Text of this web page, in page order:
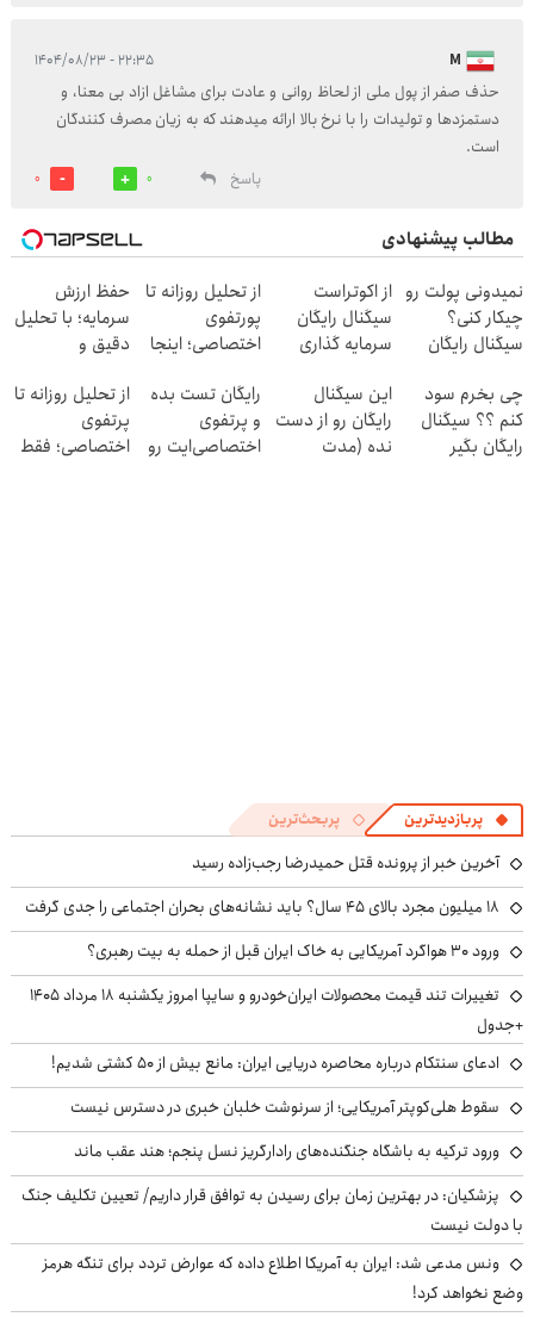
M ۲۲:۳۵ - ۱۴۰۴/۰۸/۲۳
حذف صفر از پول ملی از لحاظ روانی و عادت برای مشاغل ازاد بی معنا، و
دستمزدها و تولیدات را با نرخ بالا ارائه میدهند که به زیان مصرف کنندگان
است.
پاسخ
0
0
مطالب پیشنهادی
نمیدونی پولت رو
چیکار کنی؟
سیگنال رایگان
از اکوتراست
سیگنال رایگان
سرمایه گذاری
رایگان»
از تحلیل روزانه تا
پورتفوی
اختصاصی؛ اینجا
حفظ ارزش
سرمایه؛ با تحلیل
دقیق و
موقع!
چی بخرم سود
کنم ؟؟ سیگنال
رایگان بگیر
این سیگنال
رایگان رو از دست
نده (مدت
رایگان تست بده
و پرتفوی
اختصاصی‌ایت رو
از تحلیل روزانه تا
پرتفوی
اختصاصی؛ فقط
پربازدیدترین پربحث‌ترین
آخرین خبر از پرونده قتل حمیدرضا رجب‌زاده رسید
۱۸ میلیون مجرد بالای ۴۵ سال؟ باید نشانه‌های بحران اجتماعی را جدی گرفت
ورود ۳۰ هواگرد آمریکایی به خاک ایران قبل از حمله به بیت رهبری؟
تغییرات تند قیمت محصولات ایران‌خودرو و سایپا امروز یکشنبه ۱۸ مرداد ۱۴۰۵
+جدول
ادعای سنتکام درباره محاصره دریایی ایران: مانع بیش از ۵۰ کشتی شدیم!
سقوط هلی‌کوپتر آمریکایی؛ از سرنوشت خلبان خبری در دسترس نیست
ورود ترکیه به باشگاه جنگنده‌های رادارگریز نسل پنجم؛ هند عقب ماند
پزشکیان‌: در بهترین زمان برای رسیدن به توافق قرار داریم/ تعیین تکلیف جنگ
با دولت نیست
ونس مدعی شد: ایران به آمریکا اطلاع داده که عوارض تردد برای تنگه هرمز
وضع نخواهد کرد!